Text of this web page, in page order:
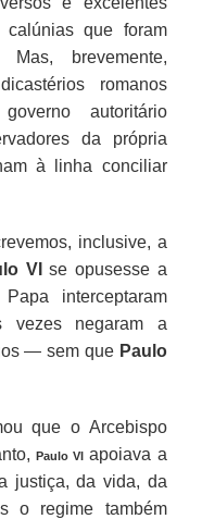
que foram
Mas, brevemente,
romanos
autoritário
da própria
à linha conciliar
inclusive, a
VI se opusesse a
interceptaram
vezes negaram a
— sem que Paulo
que o Arcebispo
Paulo VI apoiava a
justiça, da vida, da
o regime também